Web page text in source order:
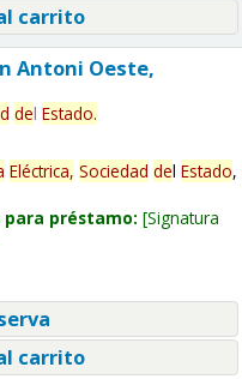
carrito
Antoni Oeste,
del Estado.
Eléctrica, Sociedad del Estado,
préstamo: Signatura
carrito